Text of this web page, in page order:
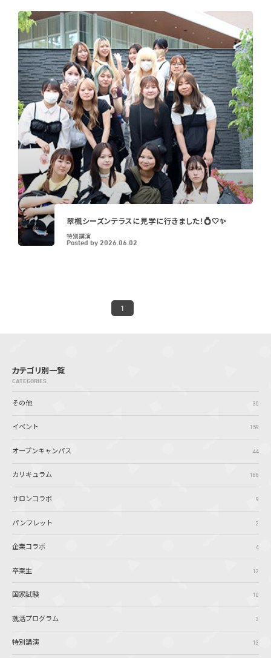
翠楓シーズンテラスに見学に行きました！💍🤍✨
Posted by 2026.06.02
特別講演
1
カテゴリ別一覧
CATEGORIES
その他 30
イベント 159
オープンキャンパス 44
カリキュラム 168
サロンコラボ 9
パンフレット 2
企業コラボ 4
卒業生 12
国家試験 10
就活プログラム 3
特別講演 13